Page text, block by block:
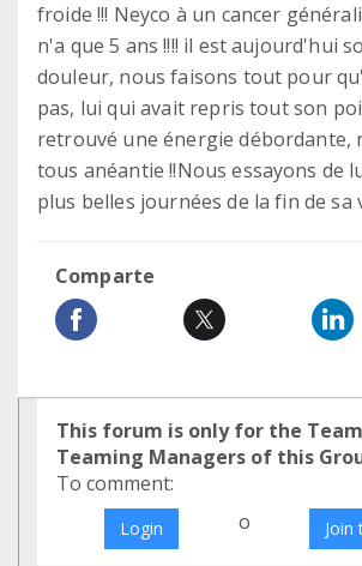
froide !!! Neyco à un cancer
n'a que 5 ans !!!! il est aujourd'hui
douleur, nous faisons tout pour
pas, lui qui avait repris tout son
retrouvé une énergie débordante,
tous anéantie !!Nous essayons de
plus belles journées de la fin de sa
Comparte
This forum is only for the
Teaming Managers of this
To comment:
Login o Join